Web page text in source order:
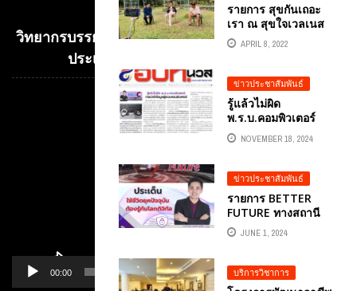
รายการ สุขกันเถอะ
เรา ณ สุขใจเวลเนส
จ.สระบุรี อ.ดร.ตันรัก
ธวัชชัย สุขสีดา
APRIL 8, 2022
ข่าวประชาสัมพันธ์
รู้แล้วไม่ผิด
พ.ร.บ.คอมพิวเตอร์
การนำเข้าข้อมูลสู่
ระบบคอมพิวเตอร์
หนังสือพิมพ์ อปท.นิ
วส์ โดย อ.ดร.ต้นรัก
ธวัชชัย สุขสีดา
อาจารย์ ผู้ทรงคุณวุฒิ
และผู้เชี่ยวชาญด้าน
NOVEMBER 18, 2024
ข่าวประชาสัมพันธ์
รายการ​ BETTER
FUTURE ทางสถานี
วิทยุโทรทัศน์แห่ง
ประเทศไทย NBT
ชีวิตยุคปัจจุบันต้อง
รู้ทันโลกดิจิทัล
JUNE 1, 2024
บริการวิชาการ
วิทยากรบรรยาย E-COMMERCE เพื่อการค้าระหว่าง
ประเทศ อ.ดร.ต้นรัก ธวัชชัย สุขสีดา
00:00 01:14